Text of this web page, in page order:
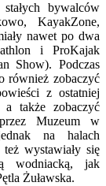
bywalców
KayakZone,
nawet po dwa
i ProKajak
Show). Podczas
również zobaczyć
z ostatniej
także zobaczyć
Muzeum w
na halach
wystawiały się
wodniacką, jak
Żuławska.